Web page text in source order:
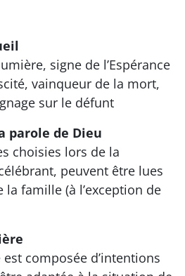
signe de l’Espérance
vainqueur de la mort,
sur le défunt
parole de Dieu
choisies lors de la
peuvent être lues
famille (à l’exception de
composée d’intentions